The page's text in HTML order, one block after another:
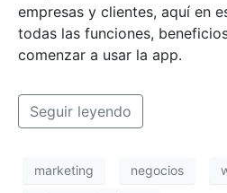
empresas y clientes, aquí en
todas las funciones,
comenzar a usar la app.
Seguir leyendo
marketing negocios